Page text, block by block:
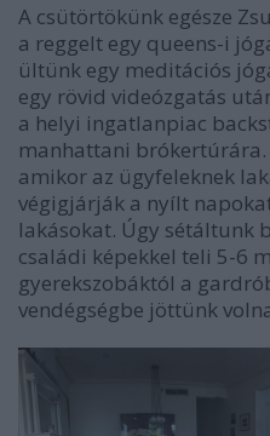
A csütörtökünk egésze
a reggelt egy queens-i
ültünk egy meditációs
egy rövid videózgatás
a helyi ingatlanpiac
manhattani brókertúrára.
amikor az ügyfeleknek
végigjárják a nyílt
lakásokat. Úgy sétáltunk
családi képekkel teli 5-6
gyerekszobáktól a
vendégségbe jöttünk